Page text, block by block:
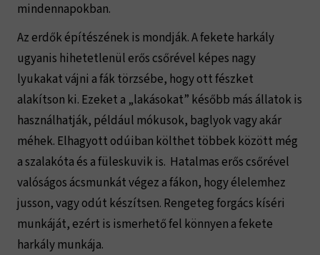
mindennapokban.
Az erdők építészének is mondják. A fekete harkály
ugyanis hihetetlenül erős csőrével képes nagy
lyukakat vájni a fák törzsébe, hogy ott fészket
alakítson ki. Ezeket a „lakásokat” később más állatok is
használhatják, például mókusok, baglyok vagy akár
méhek. Elhagyott odúiban költhet többek között még
a szalakóta és a füleskuvik is. Hatalmas erős csőrével
valóságos ácsmunkát végez a fákon, hogy élelemhez
jusson, vagy odút készítsen. Rengeteg forgács kíséri
munkáját, ezért is ismerhető fel könnyen a fekete
harkály munkája.